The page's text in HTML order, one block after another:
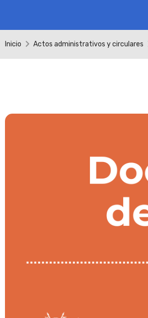
Inicio Actos administrativos y circulares